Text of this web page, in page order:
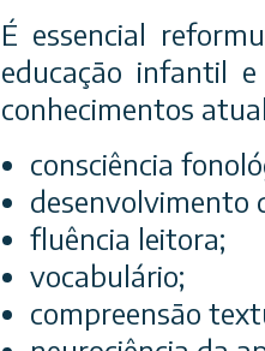
É essencial
educação infantil
conhecimentos
consciência
desenvolvimento
fluência leitora;
vocabulário;
compreensão